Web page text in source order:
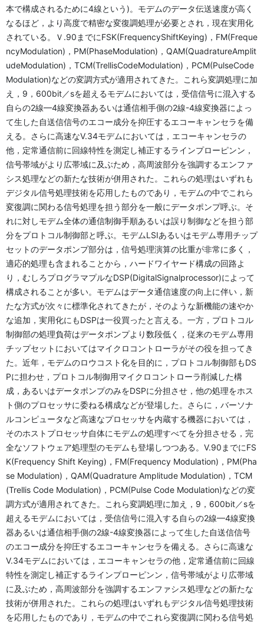
本で構成されるために4線という)。モデムのデータ伝送速度が高く
なるほど，より高度で精密な変復調処理が必要とされ，現在実用化
されている。Ｖ.90までにFSK(FrequencyShiftKeying)，FM(Freque
ncyModulation)，PM(PhaseModulation)，QAM(QuadratureAmplit
udeModulation)，TCM(TrellisCodeModulation)，PCM(PulseCode
Modulation)などの変調方式が適用されてきた。これら変調処理に加
え，9，600bit／sを超えるモデムにおいては，受信信号に混入する
自らの2線—4線変換器あるいは通信相手側の2線-4線変換器によっ
て生した自送信信号のエコー成分を抑圧するエコーキャンセラを備
える。さらに高速なV.34モデムにおいては，エコーキャンセラの
他，定常通信前に回線特性を測定し補正するラインプローピンン，
信号帯域がより広帯域に及ぶため，高周波部分を強調するエンファ
シス処理などの新たな技術が併用された。これらの処理はいずれも
デジタル信号処理技術を応用したものであり，モデムの中でこれら
変復調に関わる信号処理を担う部分を一般にデータポンプ呼ぶ。そ
れに対しモデム全体の通信制御手順あるいは誤り制御などを担う部
分をプロトコル制御部と呼ぶ。モデムLSIあるいはモデム専用チップ
セットのデータポンプ部分は，信号処理演算の比重が非常に多く，
適応的処理も含まれることから，ハードワイヤード構成の回路よ
り，むしろプログラマプルなDSP(DigitalSignalprocessor)によって
構成されることが多い。モデムはデータ通信速度の向上に伴い，新
たな方式が次々に標準化されてきたが，そのような新機能の速やか
な追加，実用化にもDSPは一役買ったと言える。一方，プロトコル
制御部の処理負荷はデータポンプより数段低く，従来のモデム専用
チップセットにおいてはマイクロコントローラがその役を担ってき
た。近年，モデムのロウコスト化を目的に，プロトコル制御部もDS
Pに担わせ，プロトコル制御用マイクロコントローラ削減した構
成，あるいはデータポンプのみをDSPに分担させ，他の処理をホス
ト側のプロセッサに委ねる構成などが登場した。さらに，バーソナ
ルコンピュータなど高速なプロセッサを内蔵する機器においては，
そのホストプロセッサ自体にモデムの処理すべてを分担させる，完
全なソフトウェア処理型のモデムも登場しつつある。V.90までにFS
K(Frequency Shift Keying)，FM(Frequency Modulation)，PM(Pha
se Modulation)，QAM(Quadrature Amplitude Modulation)，TCM
(Trellis Code Modulation)，PCM(Pulse Code Modulation)などの変
調方式が適用されてきた。これら変調処理に加え，9，600bit／sを
超えるモデムにおいては，受信信号に混入する自らの2線—4線変換
器あるいは通信相手側の2線-4線変換器によって生した自送信信号
のエコー成分を抑圧するエコーキャンセラを備える。さらに高速な
V.34モデムにおいては，エコーキャンセラの他，定常通信前に回線
特性を測定し補正するラインプローピンン，信号帯域がより広帯域
に及ぶため，高周波部分を強調するエンファシス処理などの新たな
技術が併用された。これらの処理はいずれもデジタル信号処理技術
を応用したものであり，モデムの中でこれら変復調に関わる信号処